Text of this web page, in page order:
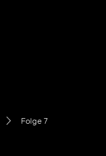
Folge 7